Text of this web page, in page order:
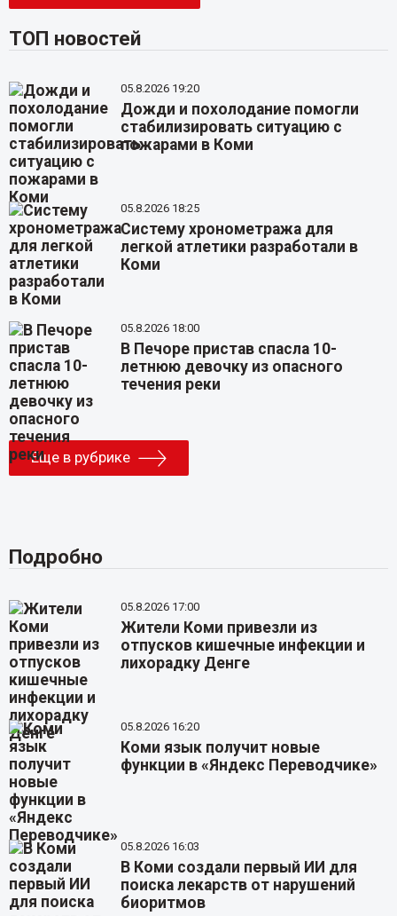
ТОП новостей
05.8.2026 19:20
Дожди и похолодание помогли
стабилизировать ситуацию с
пожарами в Коми
05.8.2026 18:25
Систему хронометража для
легкой атлетики разработали в
Коми
05.8.2026 18:00
В Печоре пристав спасла 10-
летнюю девочку из опасного
течения реки
Еще в рубрике
Подробно
05.8.2026 17:00
Жители Коми привезли из
отпусков кишечные инфекции и
лихорадку Денге
05.8.2026 16:20
Коми язык получит новые
функции в «Яндекс Переводчике»
05.8.2026 16:03
В Коми создали первый ИИ для
поиска лекарств от нарушений
биоритмов